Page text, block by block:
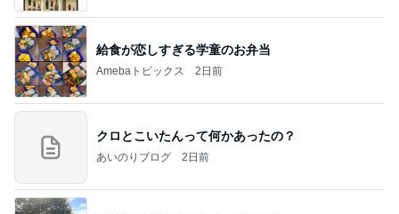
給食が恋しすぎる学童のお弁当
Amebaトピックス 2日前
クロとこいたんって何かあったの？
あいのりブログ 2日前